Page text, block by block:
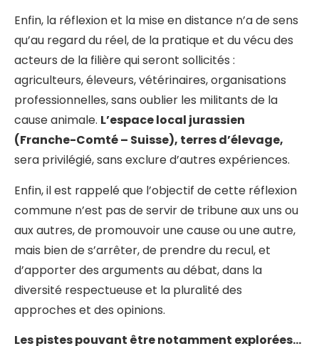
Enfin, la réflexion et la mise en distance n’a de sens
qu’au regard du réel, de la pratique et du vécu des
acteurs de la filière qui seront sollicités :
agriculteurs, éleveurs, vétérinaires, organisations
professionnelles, sans oublier les militants de la
cause animale. L’espace local jurassien
(Franche-Comté – Suisse), terres d’élevage,
sera privilégié, sans exclure d’autres expériences.
Enfin, il est rappelé que l’objectif de cette réflexion
commune n’est pas de servir de tribune aux uns ou
aux autres, de promouvoir une cause ou une autre,
mais bien de s’arrêter, de prendre du recul, et
d’apporter des arguments au débat, dans la
diversité respectueuse et la pluralité des
approches et des opinions.
Les pistes pouvant être notamment explorées…